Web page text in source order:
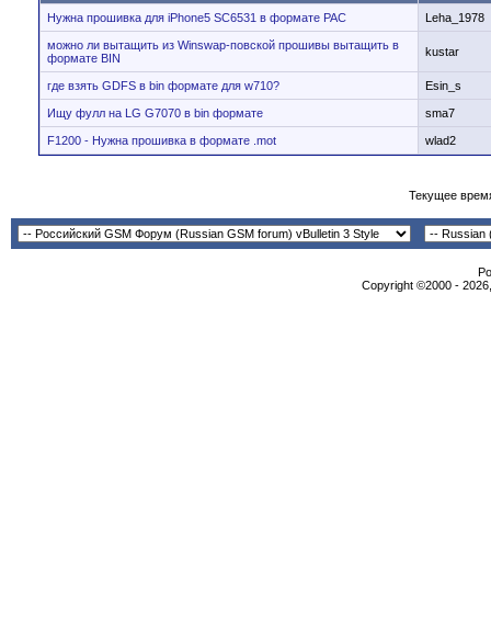
Нужна прошивка для iPhone5 SC6531 в формате PAC
Leha_1978
можно ли вытащить из Winswap-повской прошивы вытащить в
формате BIN
kustar
где взять GDFS в bin формате для w710? Esin_s
Ищу фулл на LG G7070 в bin формате sma7
F1200 - Нужна прошивка в формате .mot wlad2
Текущее
Copyright ©2000 -